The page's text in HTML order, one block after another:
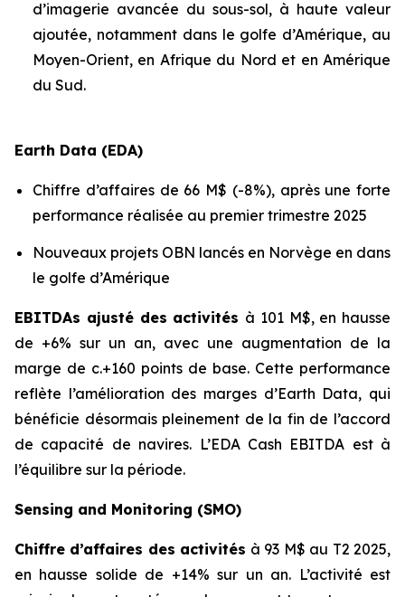
d’imagerie avancée du sous-sol, à haute valeur
ajoutée, notamment dans le golfe d’Amérique, au
Moyen-Orient, en Afrique du Nord et en Amérique
du Sud.
Earth Data (EDA)
Chiffre d’affaires de 66 M$ (-8%), après une forte
performance réalisée au premier trimestre 2025
Nouveaux projets OBN lancés en Norvège en dans
le golfe d’Amérique
EBITDAs ajusté des activités à 101 M$, en hausse
de +6% sur un an, avec une augmentation de la
marge de c.+160 points de base. Cette performance
reflète l’amélioration des marges d’Earth Data, qui
bénéficie désormais pleinement de la fin de l’accord
de capacité de navires. L’EDA Cash EBITDA est à
l’équilibre sur la période.
Sensing and Monitoring (SMO)
Chiffre d’affaires des activités à 93 M$ au T2 2025,
en hausse solide de +14% sur un an. L’activité est